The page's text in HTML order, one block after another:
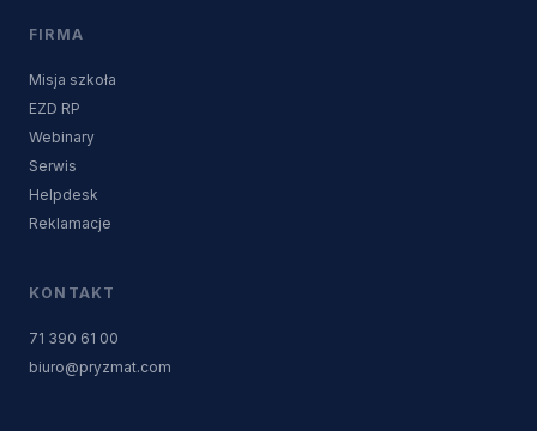
FIRMA
Misja szkoła
EZD RP
Webinary
Serwis
Helpdesk
Reklamacje
KONTAKT
71 390 61 00
biuro@pryzmat.com